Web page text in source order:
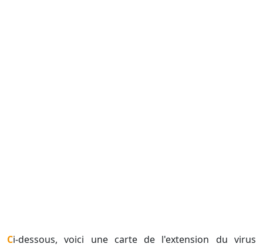
Ci-dessous, voici une carte de l'extension du virus